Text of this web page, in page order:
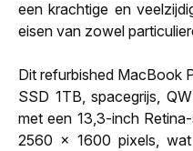
een krachtige en
eisen van zowel
Dit refurbished MacBook
SSD 1TB, spacegrijs,
met een 13,3-inch
2560 x 1600 pixels,